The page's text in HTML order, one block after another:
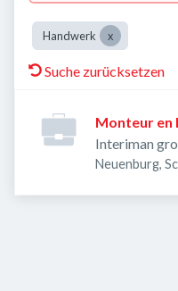
Handwerk
Suche zurücksetzen
Monteur en
Interiman
Neuenburg,